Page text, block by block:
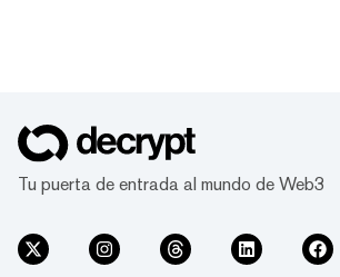
Tu puerta de entrada al mundo de Web3